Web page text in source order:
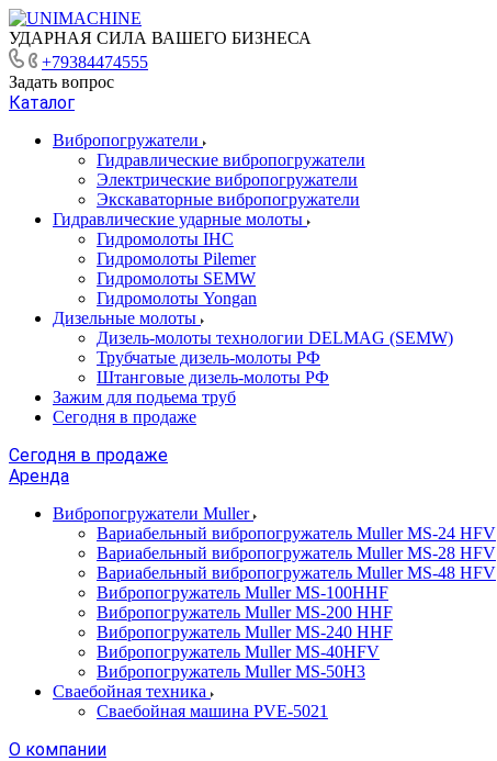
УДАРНАЯ СИЛА ВАШЕГО БИЗНЕСА
+79384474555
Задать вопрос
Каталог
Вибропогружатели
Гидравлические вибропогружатели
Электрические вибропогружатели
Экскаваторные вибропогружатели
Гидравлические ударные молоты
Гидромолоты IHC
Гидромолоты Pilemer
Гидромолоты SEMW
Гидромолоты Yongan
Дизельные молоты
Дизель-молоты технологии DELMAG (SEMW)
Трубчатые дизель-молоты РФ
Штанговые дизель-молоты РФ
Зажим для подьема труб
Сегодня в продаже
Сегодня в продаже
Аренда
Вибропогружатели Muller
Вариабельный вибропогружатель Muller MS-24 HFV
Вариабельный вибропогружатель Muller MS-28 HFV
Вариабельный вибропогружатель Muller MS-48 HFV
Вибропогружатель Muller MS-100HHF
Вибропогружатель Muller MS-200 HHF
Вибропогружатель Muller MS-240 HHF
Вибропогружатель Muller MS-40HFV
Вибропогружатель Muller MS-50H3
Сваебойная техника
Сваебойная машина PVE-5021
О компании